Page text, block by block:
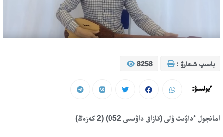
باسىپ شىعارۋ : 8258
ءبولىسۋ:
امانجول ءداۋىت ۇلى (قازاق داۋىسى 052) (2 كەزەڭ)